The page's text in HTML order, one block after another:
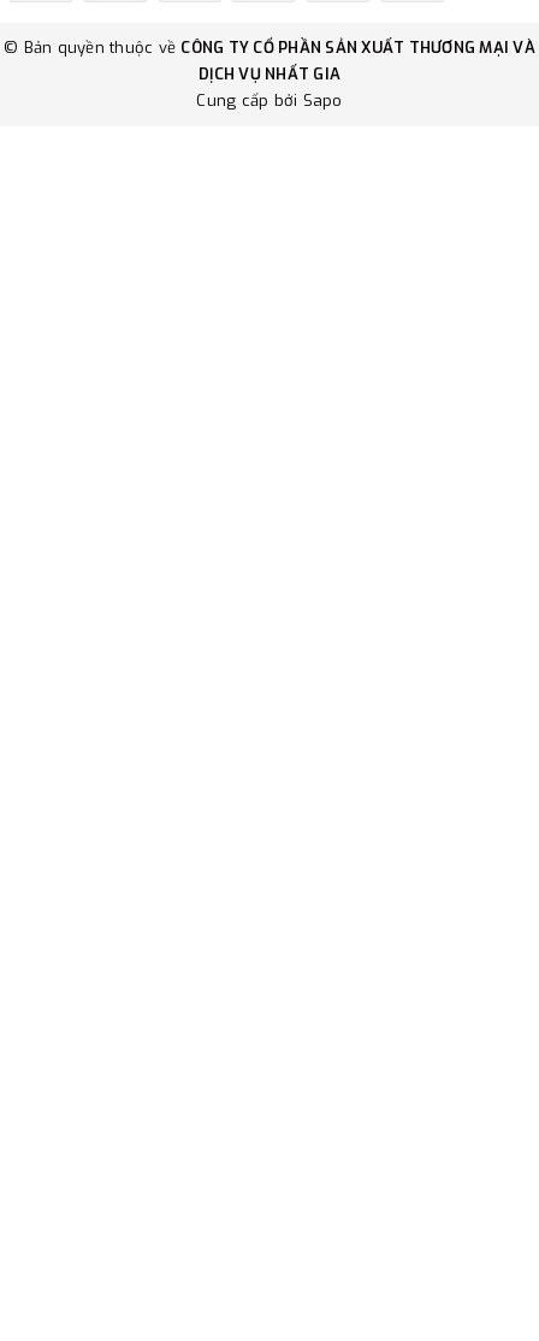
© Bản quyền thuộc về CÔNG TY CỔ PHẦN SẢN XUẤT THƯƠNG MẠI VÀ
DỊCH VỤ NHẤT GIA
Cung cấp bởi Sapo